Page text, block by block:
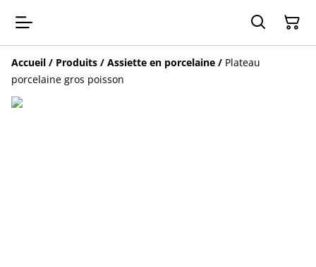
Accueil / Produits / Assiette en porcelaine / Plateau
porcelaine gros poisson